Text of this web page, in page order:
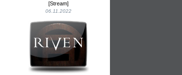
[Stream]
06.11.2022